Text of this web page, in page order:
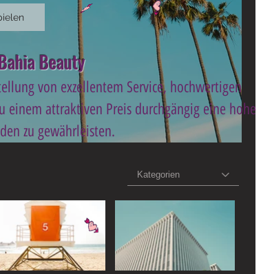
Beauty
von exzellentem Service, hochwertigen
einem attraktiven Preis durchgängig eine hohe
zu gewährleisten.
refresh
us.
Kategorien